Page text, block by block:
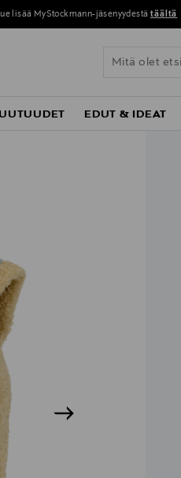
lisää MyStockmann-jäsenyydestä täältä
UUTUUDET EDUT & IDEAT